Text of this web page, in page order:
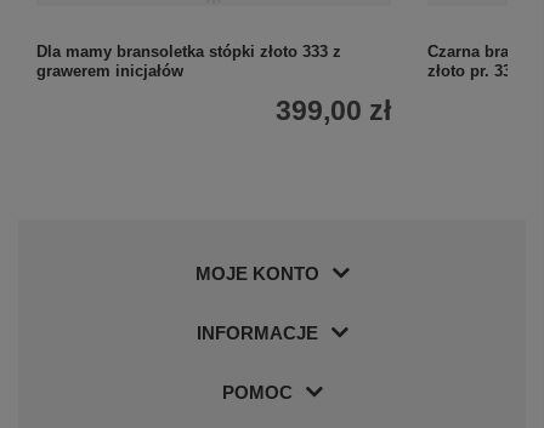
Dla mamy bransoletka stópki złoto 333 z
grawerem inicjałów
399,00 zł
Czarna
złoto pr. 333
MOJE KONTO
INFORMACJE
POMOC